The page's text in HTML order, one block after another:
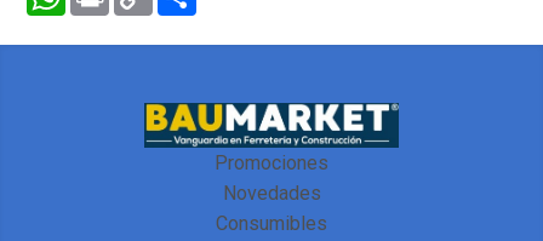
Link
Promociones
Novedades
Consumibles